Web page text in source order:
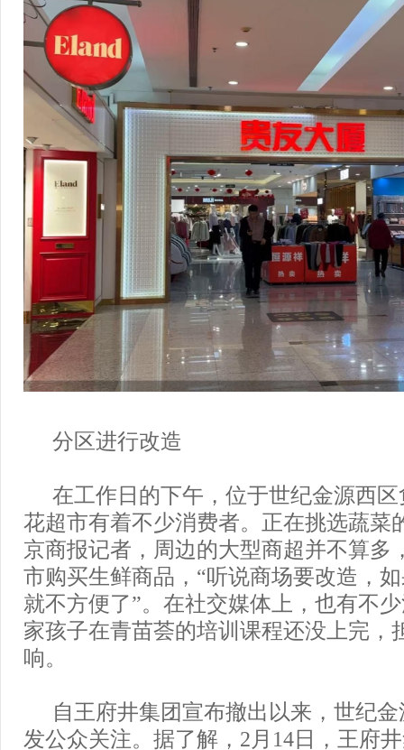
分区进行改造
在工作日的下午，位于世纪金源西
花超市有着不少消费者。正在挑选蔬菜
京商报记者，周边的大型商超并不算多
市购买生鲜商品，“听说商场要改造，
就不方便了”。在社交媒体上，也有不
家孩子在青苗荟的培训课程还没上完，
响。
自王府井集团宣布撤出以来，世纪
发公众关注。据了解，2月14日，王府